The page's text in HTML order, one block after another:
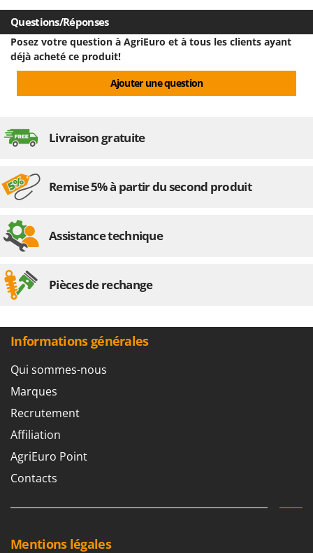
Y Yard Force
Zomax
Questions/Réponses
Posez votre question à AgriEuro et à tous les clients ayant
déjà acheté ce produit!
Ajouter une question
Livraison gratuite
Remise 5% à partir du second produit
Assistance technique
Pièces de rechange
Informations générales
Qui sommes-nous
Marques
Recrutement
Affiliation
AgriEuro Point
Contacts
Mentions légales